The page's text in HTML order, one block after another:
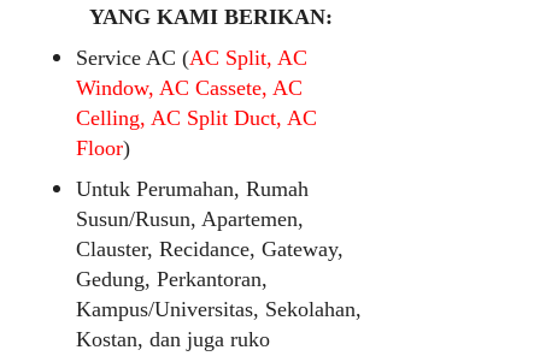
YANG KAMI BERIKAN:
Service AC (AC Split, AC
Window, AC Cassete, AC
Celling, AC Split Duct, AC
Floor)
Untuk Perumahan, Rumah
Susun/Rusun, Apartemen,
Clauster, Recidance, Gateway,
Gedung, Perkantoran,
Kampus/Universitas, Sekolahan,
Kostan, dan juga ruko